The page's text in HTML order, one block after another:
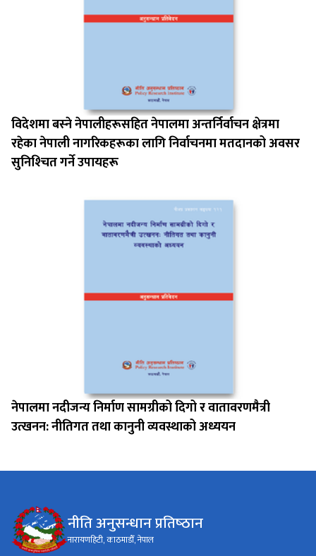
विदेशमा बस्‍ने नेपालीहरूसहित नेपालमा अन्तर्निर्वाचन क्षेत्रमा
रहेका नेपाली नागरिकहरूका लागि निर्वाचनमा मतदानको अवसर
सुनिश्‍चित गर्ने उपायहरू
नेपालमा नदीजन्य निर्माण सामग्रीको दिगो र वातावरणमैत्री
उत्खनन: नीतिगत तथा कानुनी व्यवस्थाको अध्ययन
नीति अनुसन्धान प्रतिष्‍ठान
नारायणहिटी, काठमाडौँ, नेपाल